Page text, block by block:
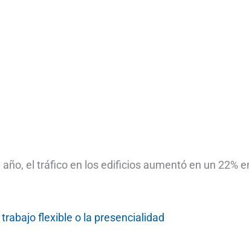
el tráfico en los edificios aumentó en un 22%
flexible o la presencialidad